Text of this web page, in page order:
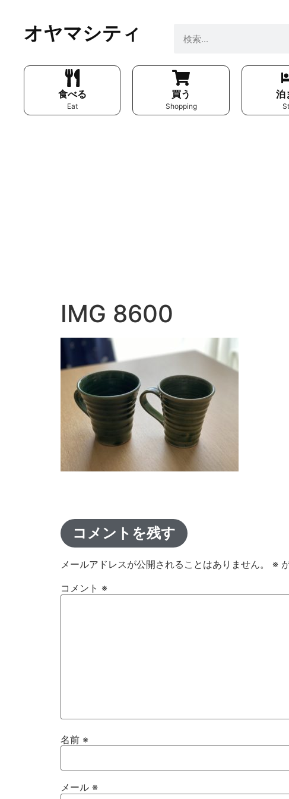
オヤマシティ
食べる
Eat
買う
Shopping
泊
IMG 8600
コメントを残す
メールアドレスが公開されることはありません。 ※
コメント ※
名前 ※
メール ※